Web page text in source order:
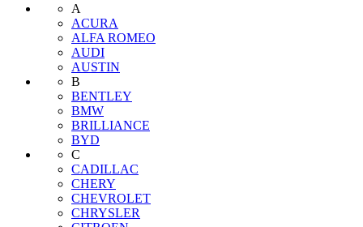
A
ACURA
ALFA ROMEO
AUDI
AUSTIN
B
BENTLEY
BMW
BRILLIANCE
BYD
C
CADILLAC
CHERY
CHEVROLET
CHRYSLER